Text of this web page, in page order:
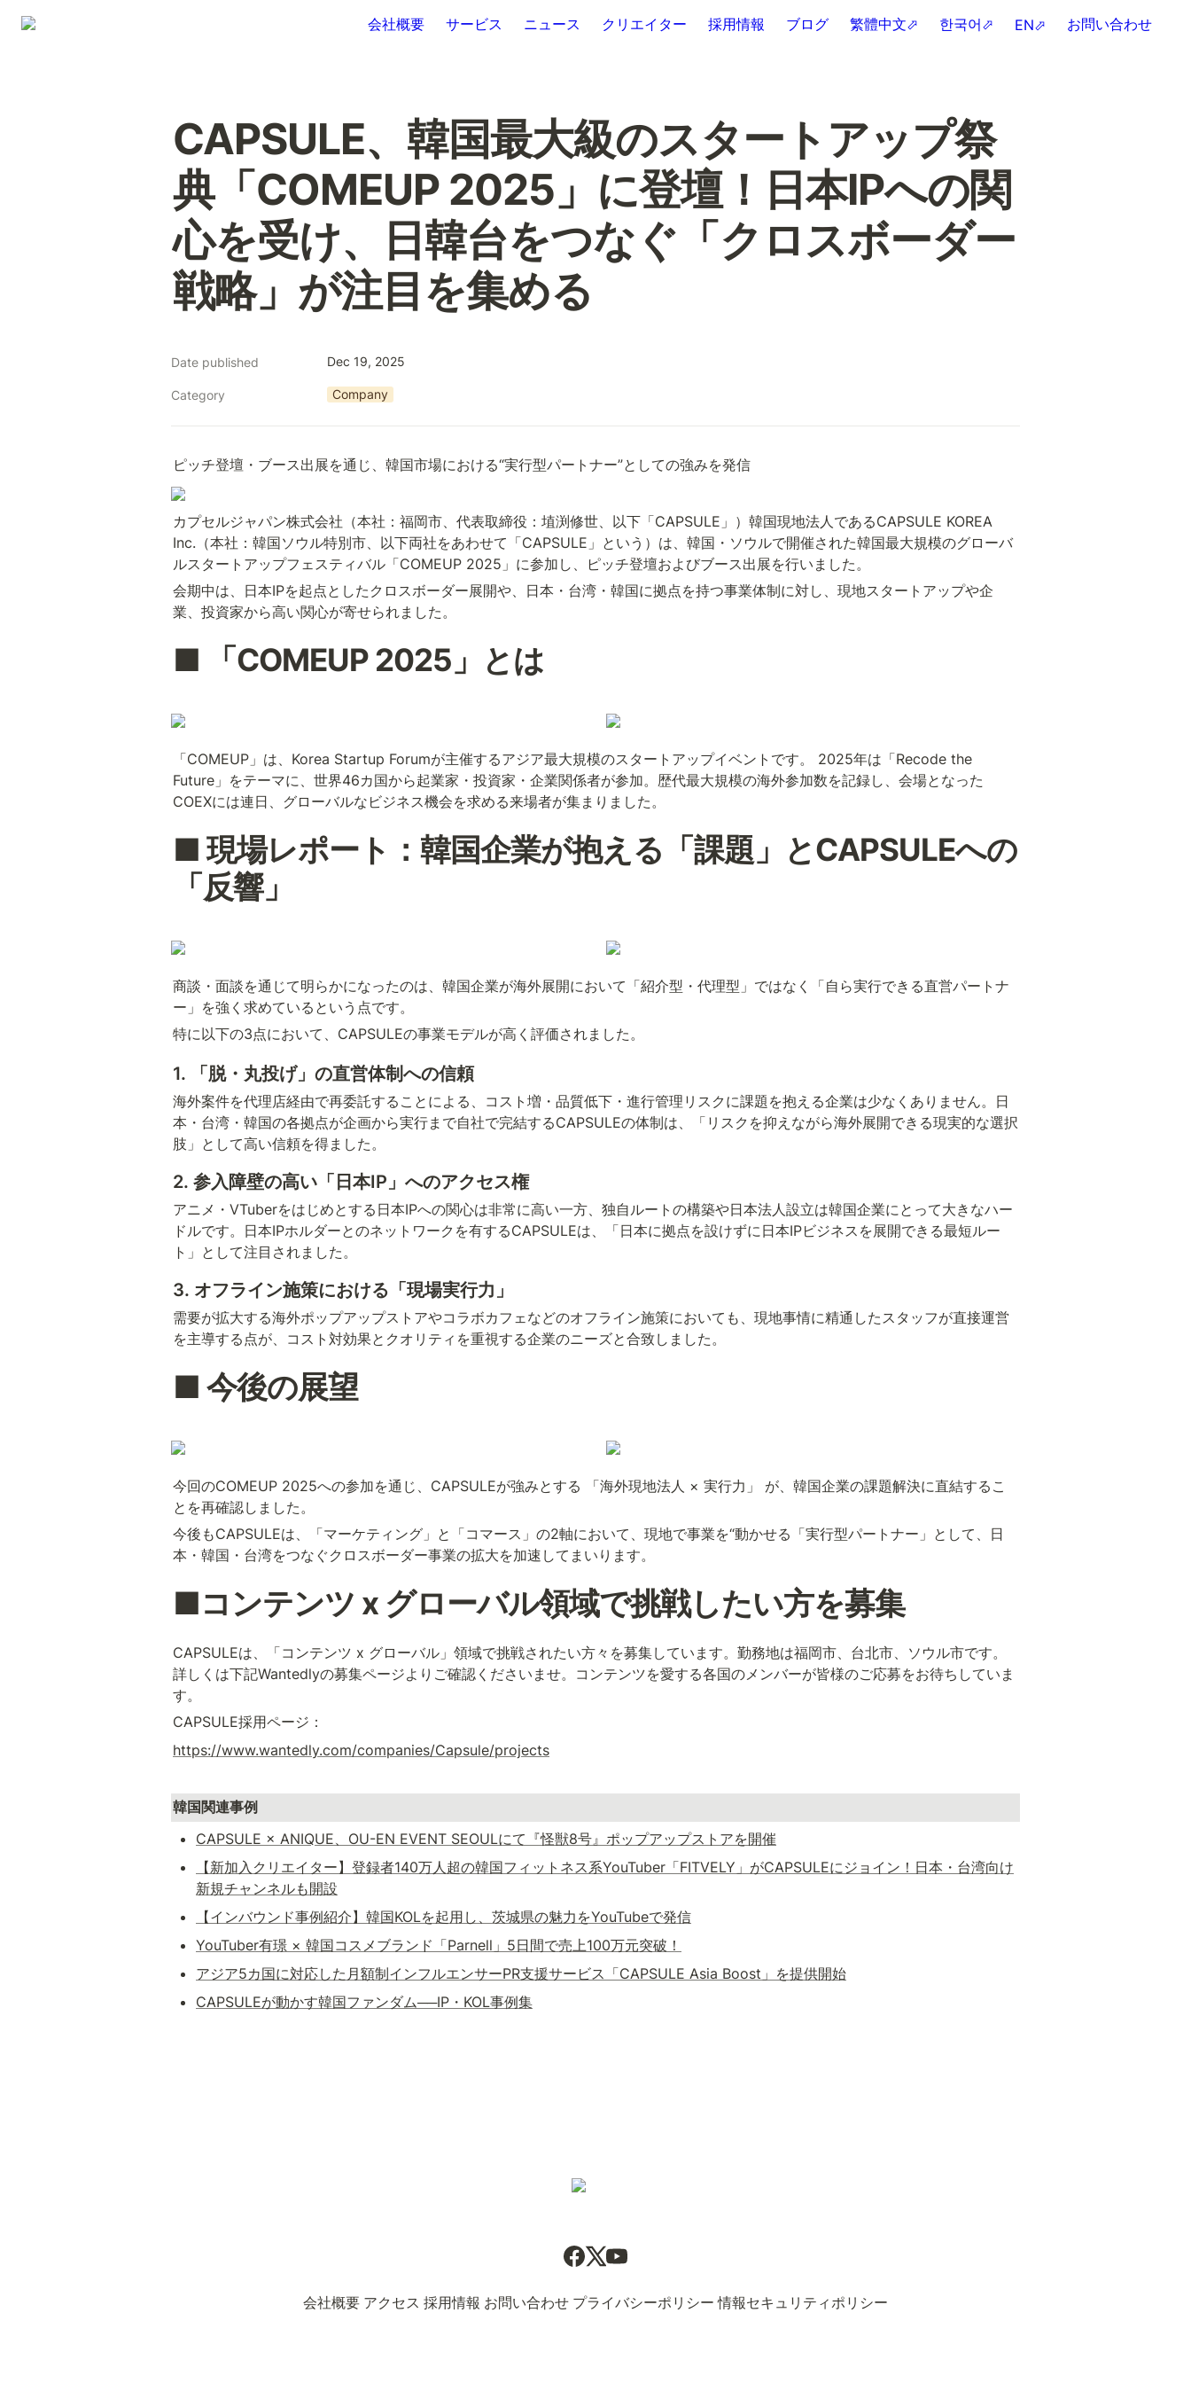
会社概要 サービス ニュース クリエイター 採用情報 ブログ 繁體中文⬀ 한국어⬀ EN⬀ お問い合わせ
CAPSULE、韓国最大級のスタートアップ祭
典「COMEUP 2025」に登壇！日本IPへの関
心を受け、日韓台をつなぐ「クロスボーダー
戦略」が注目を集める
Date published Dec 19, 2025
Category Company
ピッチ登壇・ブース出展を通じ、韓国市場における“実行型パートナー”としての強みを発信
カプセルジャパン株式会社（本社：福岡市、代表取締役：埴渕修世、以下「CAPSULE」）韓国現地法人であるCAPSULE KOREA
Inc.（本社：韓国ソウル特別市、以下両社をあわせて「CAPSULE」という）は、韓国・ソウルで開催された韓国最大規模のグローバ
ルスタートアップフェスティバル「COMEUP 2025」に参加し、ピッチ登壇およびブース出展を行いました。
会期中は、日本IPを起点としたクロスボーダー展開や、日本・台湾・韓国に拠点を持つ事業体制に対し、現地スタートアップや企
業、投資家から高い関心が寄せられました。
■ 「COMEUP 2025」とは
「COMEUP」は、Korea Startup Forumが主催するアジア最大規模のスタートアップイベントです。 2025年は「Recode the
Future」をテーマに、世界46カ国から起業家・投資家・企業関係者が参加。歴代最大規模の海外参加数を記録し、会場となった
COEXには連日、グローバルなビジネス機会を求める来場者が集まりました。
■ 現場レポート：韓国企業が抱える「課題」とCAPSULEへの
「反響」
商談・面談を通じて明らかになったのは、韓国企業が海外展開において「紹介型・代理型」ではなく「自ら実行できる直営パートナ
ー」を強く求めているという点です。
特に以下の3点において、CAPSULEの事業モデルが高く評価されました。
1. 「脱・丸投げ」の直営体制への信頼
海外案件を代理店経由で再委託することによる、コスト増・品質低下・進行管理リスクに課題を抱える企業は少なくありません。日
本・台湾・韓国の各拠点が企画から実行まで自社で完結するCAPSULEの体制は、「リスクを抑えながら海外展開できる現実的な選択
肢」として高い信頼を得ました。
2. 参入障壁の高い「日本IP」へのアクセス権
アニメ・VTuberをはじめとする日本IPへの関心は非常に高い一方、独自ルートの構築や日本法人設立は韓国企業にとって大きなハー
ドルです。日本IPホルダーとのネットワークを有するCAPSULEは、「日本に拠点を設けずに日本IPビジネスを展開できる最短ルー
ト」として注目されました。
3. オフライン施策における「現場実行力」
需要が拡大する海外ポップアップストアやコラボカフェなどのオフライン施策においても、現地事情に精通したスタッフが直接運営
を主導する点が、コスト対効果とクオリティを重視する企業のニーズと合致しました。
■ 今後の展望
今回のCOMEUP 2025への参加を通じ、CAPSULEが強みとする 「海外現地法人 × 実行力」 が、韓国企業の課題解決に直結するこ
とを再確認しました。
今後もCAPSULEは、「マーケティング」と「コマース」の2軸において、現地で事業を“動かせる「実行型パートナー」として、日
本・韓国・台湾をつなぐクロスボーダー事業の拡大を加速してまいります。
■コンテンツ x グローバル領域で挑戦したい方を募集
CAPSULEは、「コンテンツ x グローバル」領域で挑戦されたい方々を募集しています。勤務地は福岡市、台北市、ソウル市です。
詳しくは下記Wantedlyの募集ページよりご確認くださいませ。コンテンツを愛する各国のメンバーが皆様のご応募をお待ちしていま
す。
CAPSULE採用ページ：
https://www.wantedly.com/companies/Capsule/projects
韓国関連事例
CAPSULE × ANIQUE、OU-EN EVENT SEOULにて『怪獣8号』ポップアップストアを開催
【新加入クリエイター】登録者140万人超の韓国フィットネス系YouTuber「FITVELY」がCAPSULEにジョイン！日本・台湾向け
新規チャンネルも開設
【インバウンド事例紹介】韓国KOLを起用し、茨城県の魅力をYouTubeで発信
YouTuber有璟 × 韓国コスメブランド「Parnell」5日間で売上100万元突破！
アジア5カ国に対応した月額制インフルエンサーPR支援サービス「CAPSULE Asia Boost」を提供開始
CAPSULEが動かす韓国ファンダム──IP・KOL事例集
会社概要 アクセス 採用情報 お問い合わせ プライバシーポリシー 情報セキュリティポリシー